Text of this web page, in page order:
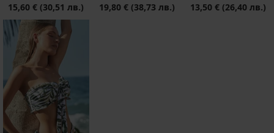
15,60 € (30,51 лв.)
19,80 € (38,73 лв.)
13,50 € (26,40 лв.)